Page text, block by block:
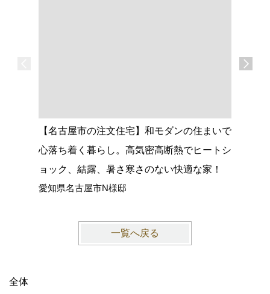
【名古屋市の注文住宅】和モダンの住まいで
心落ち着く暮らし。高気密高断熱でヒートシ
ョック、結露、暑さ寒さのない快適な家！
愛知県名古屋市N様邸
一覧へ戻る
全体